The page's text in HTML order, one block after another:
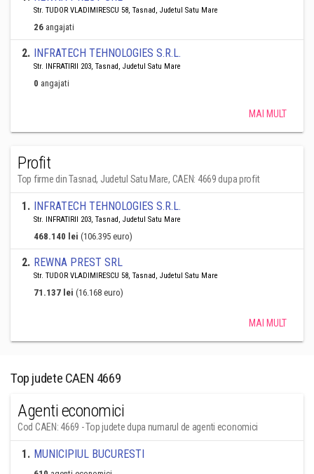
Str. TUDOR VLADIMIRESCU 58, Tasnad, Judetul Satu Mare
26 angajati
2. INFRATECH TEHNOLOGIES S.R.L.
Str. INFRATIRII 203, Tasnad, Judetul Satu Mare
0 angajati
MAI MULT
Profit
Top firme din Tasnad, Judetul Satu Mare, CAEN: 4669 dupa profit
1. INFRATECH TEHNOLOGIES S.R.L.
Str. INFRATIRII 203, Tasnad, Judetul Satu Mare
468.140 lei (106.395 euro)
2. REWNA PREST SRL
Str. TUDOR VLADIMIRESCU 58, Tasnad, Judetul Satu Mare
71.137 lei (16.168 euro)
MAI MULT
Top judete CAEN 4669
Agenti economici
Cod CAEN: 4669 - Top judete dupa numarul de agenti economici
1. MUNICIPIUL BUCURESTI